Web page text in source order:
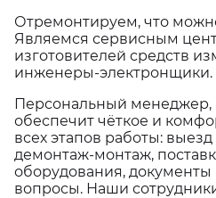
Отремонтируем, что
Являемся сервисным
изготовителей средств
инженеры-электронщики.
Персональный
обеспечит чёткое и
всех этапов работы:
демонтаж-монтаж,
оборудования,
вопросы. Наши